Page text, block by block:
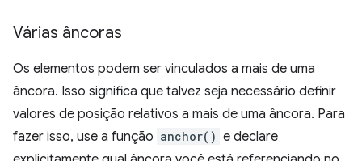
Várias âncoras
Os elementos podem ser vinculados a mais de uma
âncora. Isso significa que talvez seja necessário definir
valores de posição relativos a mais de uma âncora. Para
fazer isso, use a função anchor() e declare